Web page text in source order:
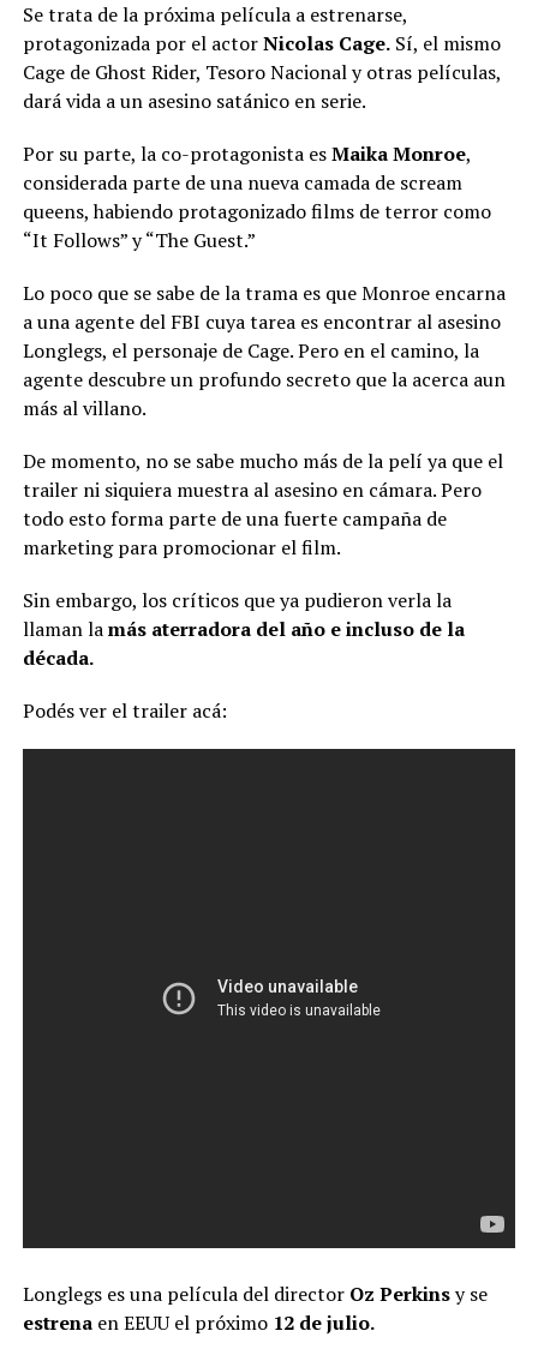
Se trata de la próxima película a estrenarse,
protagonizada por el actorNicolas Cage.Sí, el mismo
Cage de Ghost Rider, Tesoro Nacional y otras películas,
dará vida a un asesino satánico en serie.
Por su parte, la co-protagonista esMaika Monroe,
considerada parte de una nueva camada de scream
queens, habiendo protagonizado films de terror como
“It Follows” y “The Guest.”
Lo poco que se sabe de la trama es que Monroe encarna
a una agente del FBI cuya tarea es encontrar al asesino
Longlegs, el personaje de Cage. Pero en el camino, la
agente descubre un profundo secreto que la acerca aun
más al villano.
De momento, no se sabe mucho más de la pelí ya que el
trailer ni siquiera muestra al asesino en cámara. Pero
todo esto forma parte de una fuerte campaña de
marketing para promocionar el film.
Sin embargo, los críticos que ya pudieron verla la
llaman lamás aterradora del año e incluso de la
década.
Podés ver el trailer acá:
Longlegs es una película del director Oz Perkinsy se
estrenaen EEUU el próximo12 de julio.